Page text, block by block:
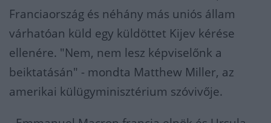
Franciaország és néhány más uniós állam
várhatóan küld egy küldöttet Kijev kérése
ellenére. "Nem, nem lesz képviselőnk a
beiktatásán" - mondta Matthew Miller, az
amerikai külügyminisztérium szóvivője.